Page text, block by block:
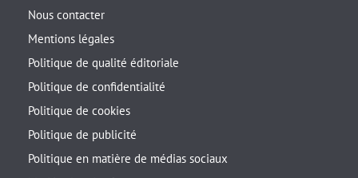
Nous contacter
Mentions légales
Politique de qualité éditoriale
Politique de confidentialité
Politique de cookies
Politique de publicité
Politique en matière de médias sociaux